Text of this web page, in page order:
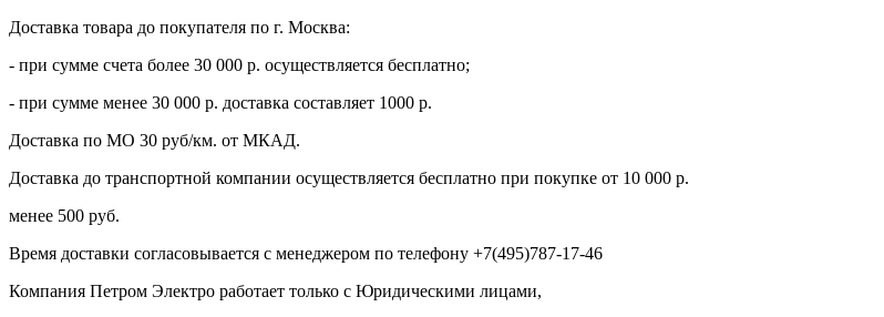
Доставка товара до покупателя по г. Москва:
- при сумме счета более 30 000 р. осуществляется бесплатно;
- при сумме менее 30 000 р. доставка составляет 1000 р.
Доставка по МО 30 руб/км. от МКАД.
Доставка до транспортной компании осуществляется бесплатно при покупке от 10 000 р.
менее 500 руб.
Время доставки согласовывается с менеджером по телефону +7(495)787-17-46
Компания Петром Электро работает только с Юридическими лицами,